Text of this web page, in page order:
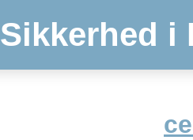
Sikkerhed i